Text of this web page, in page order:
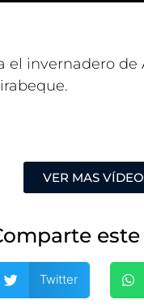
el invernadero
VER MAS
Twitter